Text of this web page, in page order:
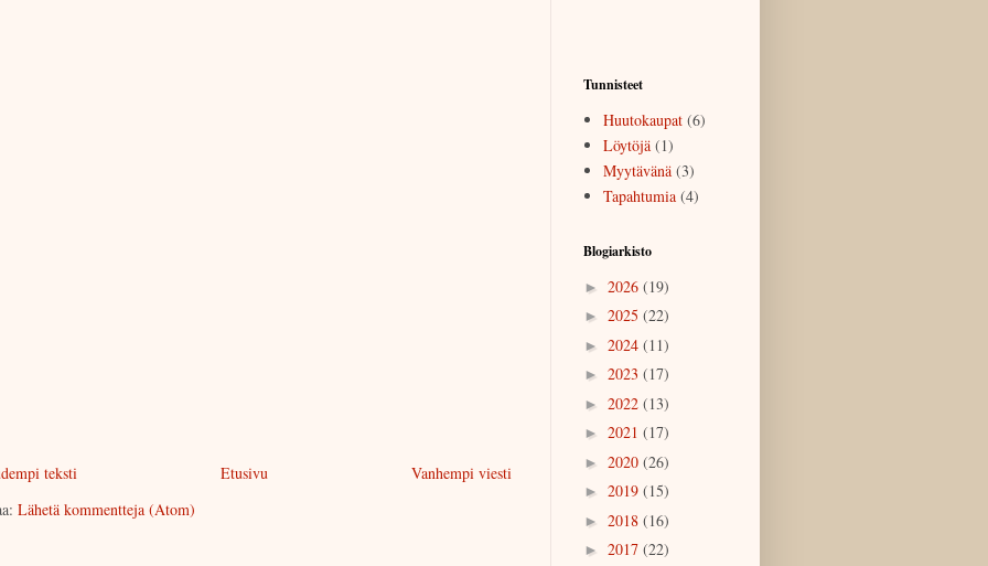
teksti Vanhempi viesti
Etusivu
Lähetä kommentteja (Atom)
Tunnisteet
Huutokaupat (6)
Löytöjä (1)
Myytävänä (3)
Tapahtumia (4)
Blogiarkisto
► 2026 (19)
► 2025 (22)
► 2024 (11)
► 2023 (17)
► 2022 (13)
► 2021 (17)
► 2020 (26)
► 2019 (15)
► 2018 (16)
► 2017 (22)